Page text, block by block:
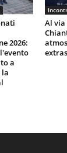
2026:
a
la
Al via